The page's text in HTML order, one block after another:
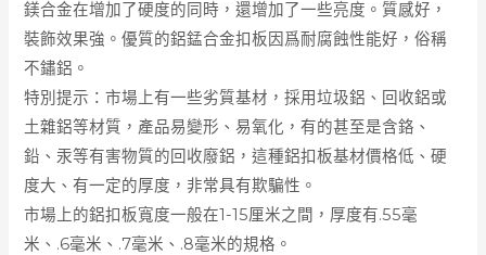
鎂合金在增加了硬度的同時，還增加了一些亮度。質感好，
裝飾效果強。優質的鋁錳合金扣板因爲耐腐蝕性能好，俗稱
不鏽鋁。
特別提示：市場上有一些劣質基材，採用垃圾鋁、回收鋁或
土雜鋁等材質，產品易變形、易氧化，有的甚至是含鉻、
鉛、汞等有害物質的回收廢鋁，這種鋁扣板基材價格低、硬
度大、有一定的厚度，非常具有欺騙性。
市場上的鋁扣板寬度一般在1-15厘米之間，厚度有.55毫
米、.6毫米、.7毫米、.8毫米的規格。